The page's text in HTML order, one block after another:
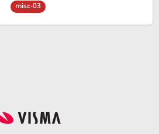
misc-03